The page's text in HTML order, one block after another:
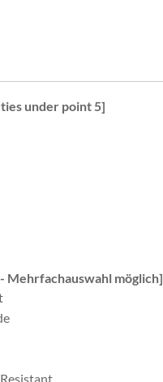
under point 5]
Mehrfachauswahl möglich]